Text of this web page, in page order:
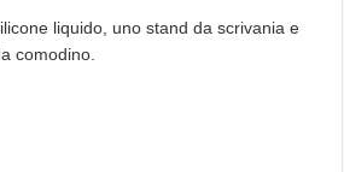
liquido, uno stand da scrivania e
comodino.